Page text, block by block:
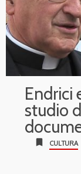
Endrici
studio
bookmark CULTURA